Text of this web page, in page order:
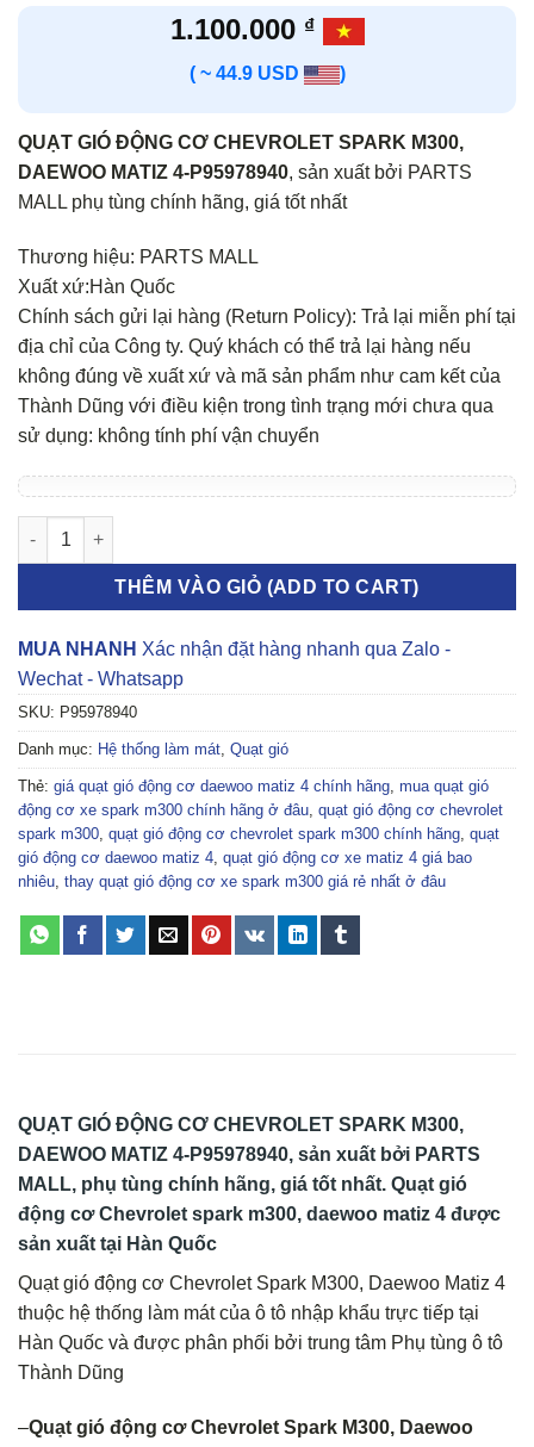
1.100.000 ₫
( ~ 44.9 USD )
QUẠT GIÓ ĐỘNG CƠ CHEVROLET SPARK M300,
DAEWOO MATIZ 4-P95978940, sản xuất bởi PARTS
MALL phụ tùng chính hãng, giá tốt nhất
Thương hiệu: PARTS MALL
Xuất xứ:Hàn Quốc
Chính sách gửi lại hàng (Return Policy): Trả lại miễn phí tại
địa chỉ của Công ty. Quý khách có thể trả lại hàng nếu
không đúng về xuất xứ và mã sản phẩm như cam kết của
Thành Dũng với điều kiện trong tình trạng mới chưa qua
sử dụng: không tính phí vận chuyển
Quạt gió động cơ Chevrolet Spark M300, Daewoo Matiz 4 số
THÊM VÀO GIỎ (ADD TO CART)
MUA NHANH Xác nhận đặt hàng nhanh qua Zalo -
Wechat - Whatsapp
SKU: P95978940
Danh mục: Hệ thống làm mát, Quạt gió
Thẻ: giá quạt gió động cơ daewoo matiz 4 chính hãng, mua quạt gió
động cơ xe spark m300 chính hãng ở đâu, quạt gió động cơ chevrolet
spark m300, quạt gió động cơ chevrolet spark m300 chính hãng, quạt
gió động cơ daewoo matiz 4, quạt gió động cơ xe matiz 4 giá bao
nhiêu, thay quạt gió động cơ xe spark m300 giá rẻ nhất ở đâu
QUẠT GIÓ ĐỘNG CƠ CHEVROLET SPARK M300,
DAEWOO MATIZ 4-P95978940, sản xuất bởi PARTS
MALL, phụ tùng chính hãng, giá tốt nhất. Quạt gió
động cơ Chevrolet spark m300, daewoo matiz 4 được
sản xuất tại Hàn Quốc
Quạt gió động cơ Chevrolet Spark M300, Daewoo Matiz 4
thuộc hệ thống làm mát của ô tô nhập khẩu trực tiếp tại
Hàn Quốc và được phân phối bởi trung tâm Phụ tùng ô tô
Thành Dũng
–Quạt gió động cơ Chevrolet Spark M300, Daewoo